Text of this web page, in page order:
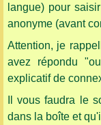
langue) pour
anonyme (avant
Attention, je
avez répondu
explicatif de
Il vous faudra le
dans la boîte et